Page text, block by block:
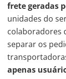
frete geradas
unidades do
colaboradores
separar os
apenas